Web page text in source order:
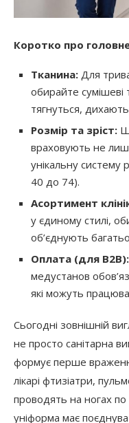
Коротко про
Тканина: Для
обирайте
тягнуться,
Розмір та зріст:
враховують не
унікальну систему
40 до 74).
Асортимент
у єдиному стилі,
об’єднують
Оплата (для B2B):
медустанов
які можуть
Сьогодні зовнішній
не просто санітарна
формує перше
лікарі фтизіатри,
проводять на ногах
уніформа має